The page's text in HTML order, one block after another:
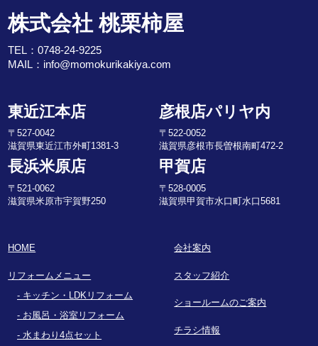
株式会社 桃栗柿屋
TEL：0748-24-9225
MAIL： info@momokurikakiya.com
東近江本店
〒527-0042
滋賀県東近江市外町1381-3
彦根店パリヤ内
〒522-0052
滋賀県彦根市長曽根南町472-2
長浜米原店
〒521-0062
滋賀県米原市宇賀野250
甲賀店
〒528-0005
滋賀県甲賀市水口町水口5681
HOME
リフォームメニュー
キッチン・LDKリフォーム
お風呂・浴室リフォーム
水まわり4点セット
会社案内
スタッフ紹介
ショールームのご案内
チラシ情報